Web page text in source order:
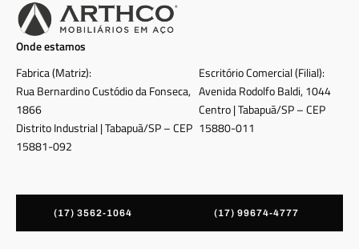
Onde estamos
Fabrica (Matriz):
Rua Bernardino Custódio da Fonseca,
1866
Distrito Industrial | Tabapuã/SP – CEP
15881-092
Escritório Comercial (Filial):
Avenida Rodolfo Baldi, 1044
Centro | Tabapuã/SP – CEP
15880-011
(17) 3562-1064 (17) 99674-4777